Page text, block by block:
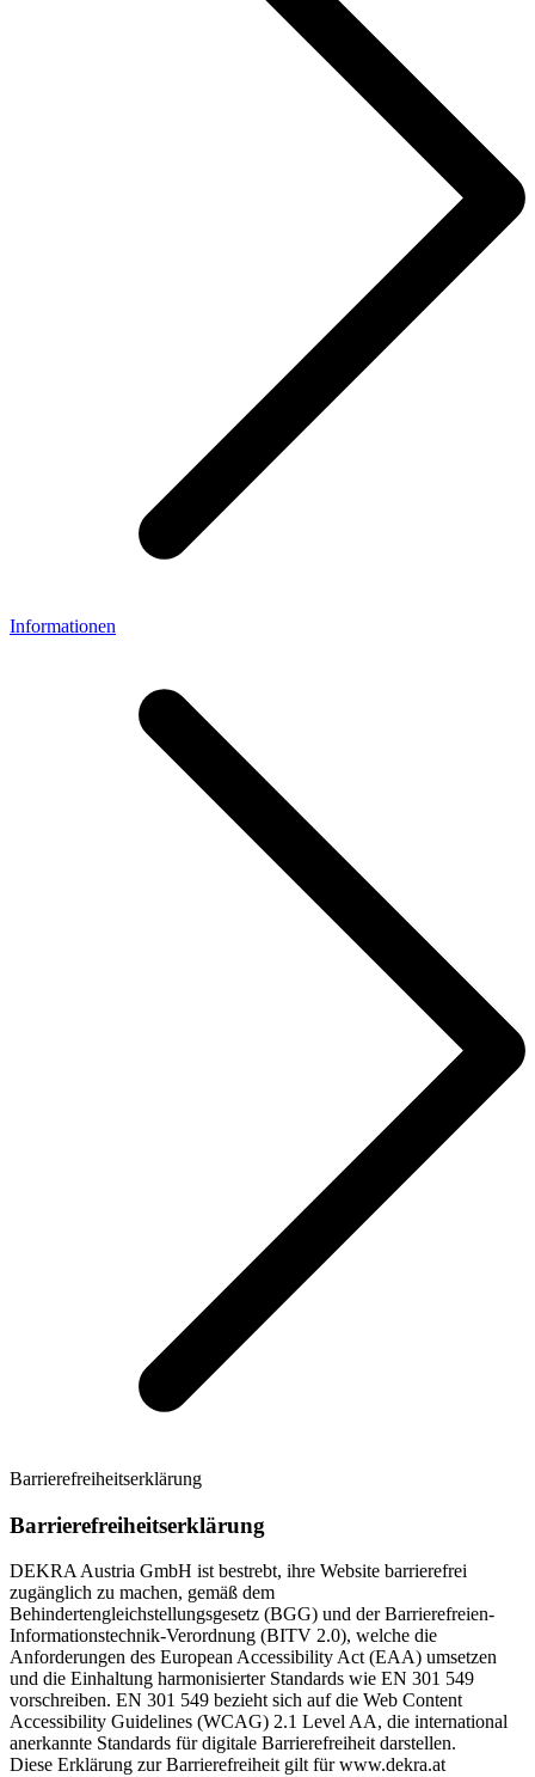
Informationen
Barrierefreiheitserklärung
Barrierefreiheitserklärung
DEKRA Austria GmbH ist bestrebt, ihre Website barrierefrei
zugänglich zu machen, gemäß dem
Behindertengleichstellungsgesetz (BGG) und der Barrierefreien-
Informationstechnik-Verordnung (BITV 2.0), welche die
Anforderungen des European Accessibility Act (EAA) umsetzen
und die Einhaltung harmonisierter Standards wie EN 301 549
vorschreiben. EN 301 549 bezieht sich auf die Web Content
Accessibility Guidelines (WCAG) 2.1 Level AA, die international
anerkannte Standards für digitale Barrierefreiheit darstellen.
Diese Erklärung zur Barrierefreiheit gilt für www.dekra.at